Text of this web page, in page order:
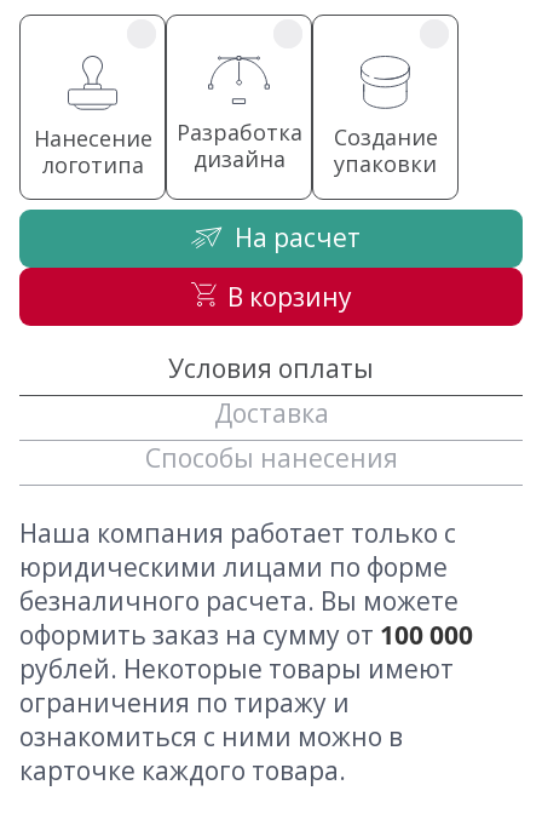
Нанесение
логотипа
Разработка
дизайна
Создание
упаковки
На расчет
В корзину
Условия оплаты
Доставка
Способы нанесения
Наша компания работает только с
юридическими лицами по форме
безналичного расчета. Вы можете
оформить заказ на сумму от 100 000
рублей. Некоторые товары имеют
ограничения по тиражу и
ознакомиться с ними можно в
карточке каждого товара.